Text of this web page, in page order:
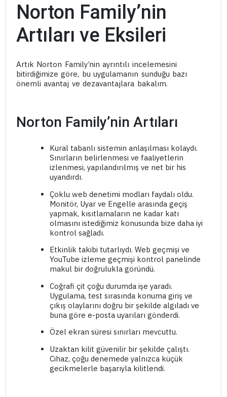
Norton Family’nin
Artıları ve Eksileri
Artık Norton Family’nin ayrıntılı incelemesini
bitirdiğimize göre, bu uygulamanın sunduğu bazı
önemli avantaj ve dezavantajlara bakalım.
Norton Family’nin Artıları
Kural tabanlı sistemin anlaşılması kolaydı.
Sınırların belirlenmesi ve faaliyetlerin
izlenmesi, yapılandırılmış ve net bir his
uyandırdı.
Çoklu web denetimi modları faydalı oldu.
Monitör, Uyar ve Engelle arasında geçiş
yapmak, kısıtlamaların ne kadar katı
olmasını istediğimiz konusunda bize daha iyi
kontrol sağladı.
Etkinlik takibi tutarlıydı. Web geçmişi ve
YouTube izleme geçmişi kontrol panelinde
makul bir doğrulukla göründü.
Coğrafi çit çoğu durumda işe yaradı.
Uygulama, test sırasında konuma giriş ve
çıkış olaylarını doğru bir şekilde algıladı ve
buna göre e-posta uyarıları gönderdi.
Özel ekran süresi sınırları mevcuttu.
Uzaktan kilit güvenilir bir şekilde çalıştı.
Cihaz, çoğu denemede yalnızca küçük
gecikmelerle başarıyla kilitlendi.